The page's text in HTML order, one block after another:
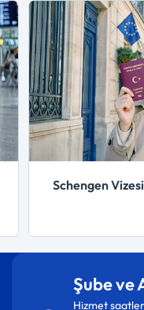
Schengen
Şube ve
Hizmet